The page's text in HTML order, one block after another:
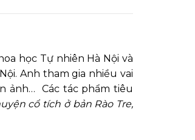
học Tự nhiên Hà Nội và
Anh tham gia nhiều vai
ảnh… Các tác phẩm tiêu
cổ tích ở bản Rào Tre,